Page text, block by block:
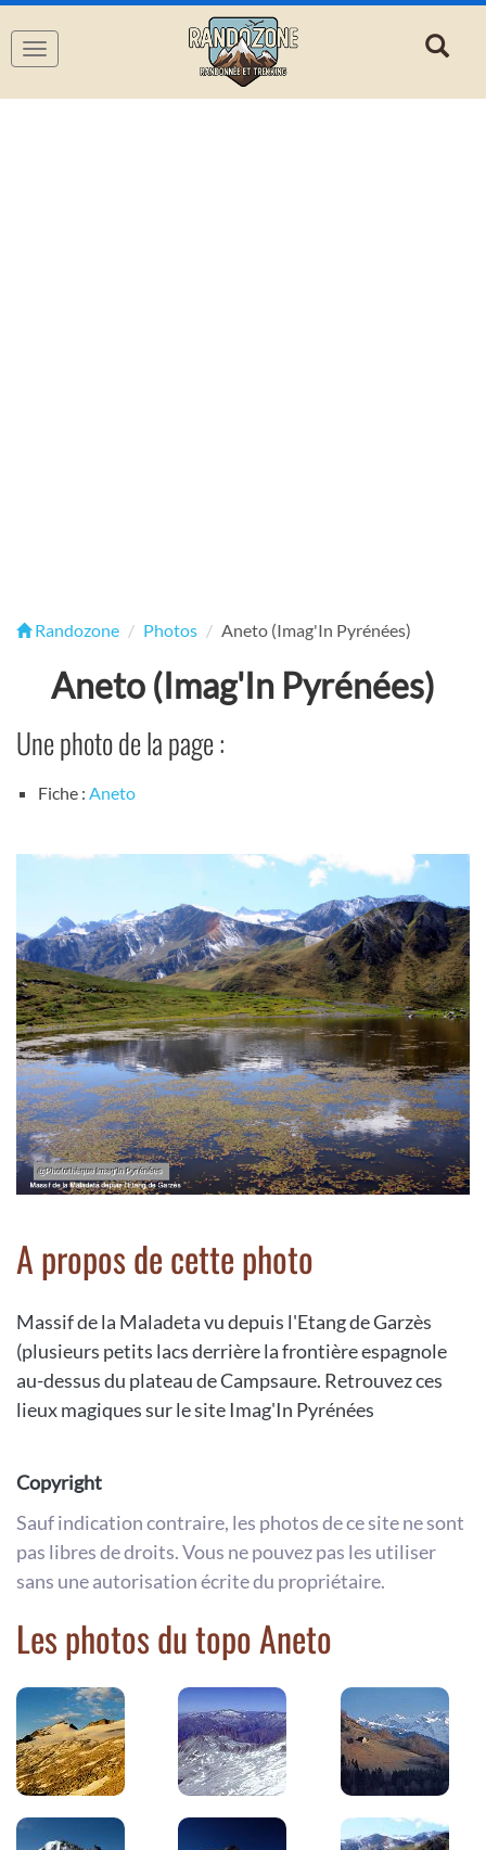
Navigation
Randozone Photos Aneto (Imag'In Pyrénées)
Aneto (Imag'In Pyrénées)
Une photo de la page :
Fiche : Aneto
A propos de cette photo
Massif de la Maladeta vu depuis l'Etang de Garzès
(plusieurs petits lacs derrière la frontière espagnole
au-dessus du plateau de Campsaure. Retrouvez ces
lieux magiques sur le site Imag'In Pyrénées
Copyright
Sauf indication contraire, les photos de ce site ne sont
pas libres de droits. Vous ne pouvez pas les utiliser
sans une autorisation écrite du propriétaire.
Les photos du topo Aneto